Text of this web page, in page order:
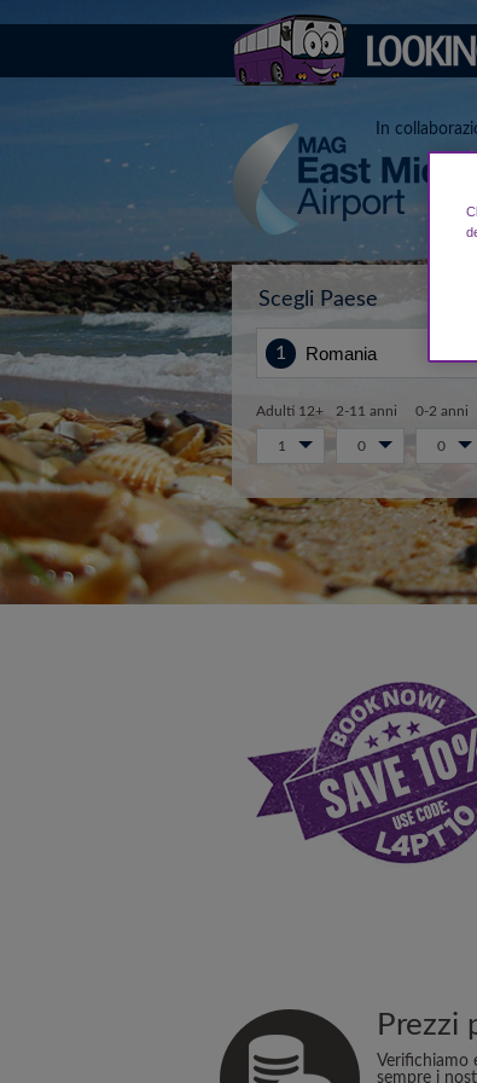
In
Scegli Paese
Adulti 12+ 2-11 anni 0-2 anni
1 0 0
Prezzi
Verifichiamo
sempre i